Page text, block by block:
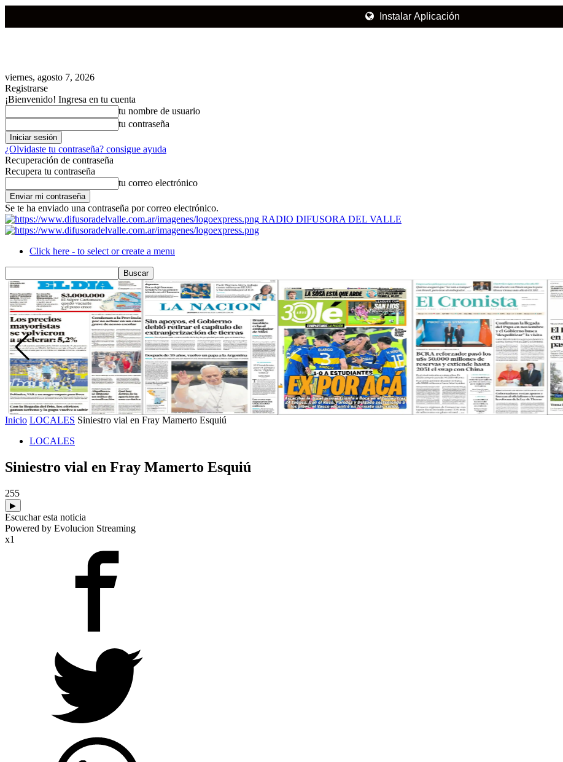
Instalar Aplicación
viernes, agosto 7, 2026
Registrarse
¡Bienvenido! Ingresa en tu cuenta
tu nombre de usuario
tu contraseña
¿Olvidaste tu contraseña? consigue ayuda
Recuperación de contraseña
Recupera tu contraseña
tu correo electrónico
Se te ha enviado una contraseña por correo electrónico.
RADIO DIFUSORA DEL VALLE
Click here - to select or create a menu
Inicio LOCALES Siniestro vial en Fray Mamerto Esquiú
LOCALES
Siniestro vial en Fray Mamerto Esquiú
255
▶
Escuchar esta noticia
Powered by Evolucion Streaming
x1